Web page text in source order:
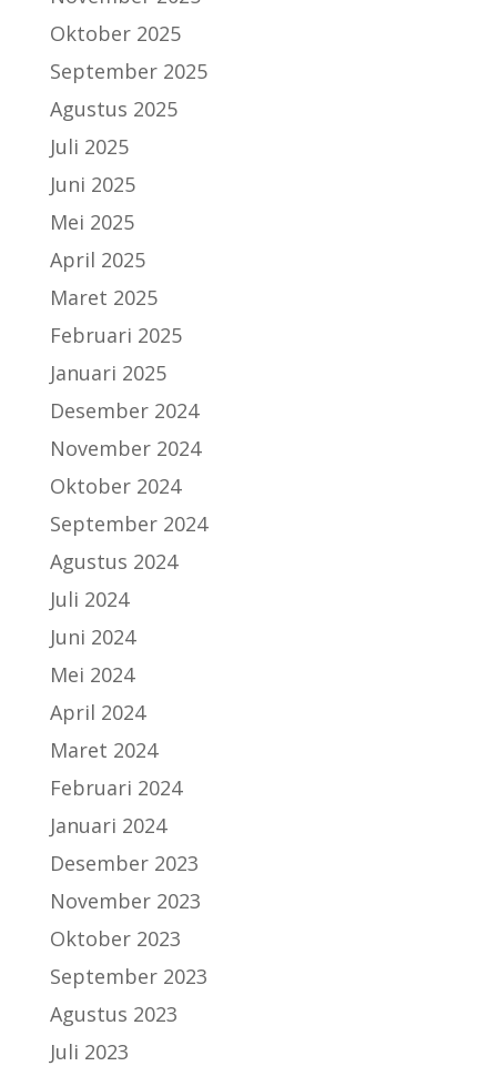
Oktober 2025
September 2025
Agustus 2025
Juli 2025
Juni 2025
Mei 2025
April 2025
Maret 2025
Februari 2025
Januari 2025
Desember 2024
November 2024
Oktober 2024
September 2024
Agustus 2024
Juli 2024
Juni 2024
Mei 2024
April 2024
Maret 2024
Februari 2024
Januari 2024
Desember 2023
November 2023
Oktober 2023
September 2023
Agustus 2023
Juli 2023